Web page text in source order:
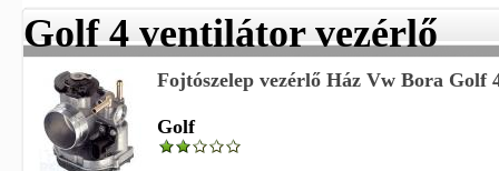
Golf 4 ventilátor vezérlő
Fojtószelep vezérlő Ház Vw Bora Golf
Golf